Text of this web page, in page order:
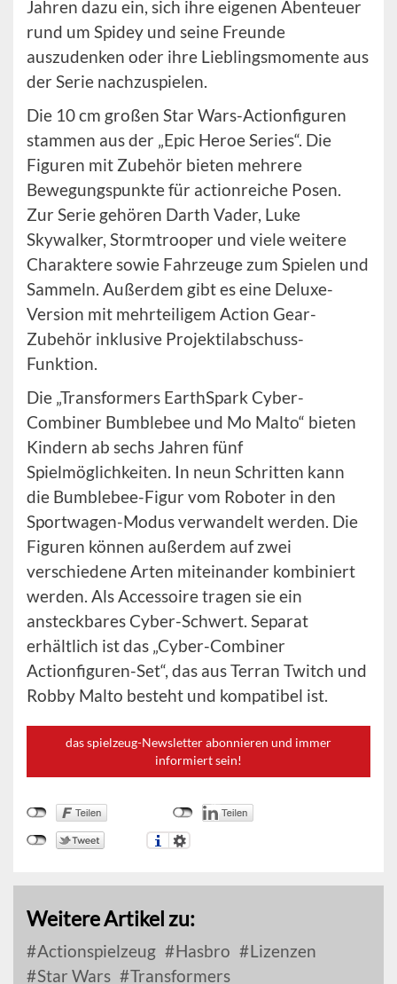
Jahren dazu ein, sich ihre eigenen Abenteuer
rund um Spidey und seine Freunde
auszudenken oder ihre Lieblingsmomente aus
der Serie nachzuspielen.
Die 10 cm großen Star Wars-Actionfiguren
stammen aus der „Epic Heroe Series“. Die
Figuren mit Zubehör bieten mehrere
Bewegungspunkte für actionreiche Posen.
Zur Serie gehören Darth Vader, Luke
Skywalker, Stormtrooper und viele weitere
Charaktere sowie Fahrzeuge zum Spielen und
Sammeln. Außerdem gibt es eine Deluxe-
Version mit mehrteiligem Action Gear-
Zubehör inklusive Projektilabschuss-
Funktion.
Die „Transformers EarthSpark Cyber-
Combiner Bumblebee und Mo Malto“ bieten
Kindern ab sechs Jahren fünf
Spielmöglichkeiten. In neun Schritten kann
die Bumblebee-Figur vom Roboter in den
Sportwagen-Modus verwandelt werden. Die
Figuren können außerdem auf zwei
verschiedene Arten miteinander kombiniert
werden. Als Accessoire tragen sie ein
ansteckbares Cyber-Schwert. Separat
erhältlich ist das „Cyber-Combiner
Actionfiguren-Set“, das aus Terran Twitch und
Robby Malto besteht und kompatibel ist.
das spielzeug-Newsletter abonnieren und immer
informiert sein!
Weitere Artikel zu:
Actionspielzeug Hasbro
Lizenzen
Star Wars
Transformers